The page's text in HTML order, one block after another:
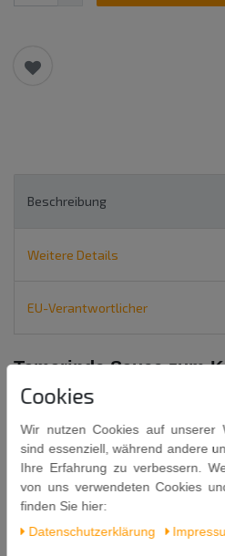
Beschreibung
Weitere Details
EU-Verantwortlicher
Tamarinde Sauce zum
CONCENTRATE COOKING
Zutaten: Tamarind Püree 85%,
E330, Konservierungsstoff: E211.
Inhalt: 450ml / 490g
Mindestens Haltbar bis: 04. 06.
Cookies
Wir nutzen Cookies auf unserer
sind essenziell, während andere
Ihre Erfahrung zu verbessern.
von uns verwendeten Cookies
finden Sie hier:
Daten­schutz­erklärung